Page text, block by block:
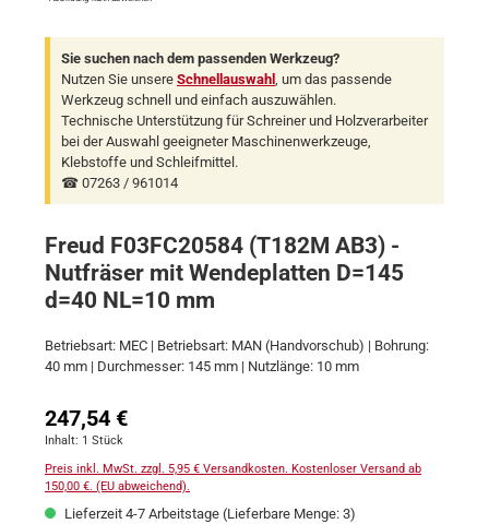
Sie suchen nach dem passenden Werkzeug?
Nutzen Sie unsere Schnellauswahl , um das passende
Werkzeug schnell und einfach auszuwählen.
Technische Unterstützung für Schreiner und Holzverarbeiter
bei der Auswahl geeigneter Maschinenwerkzeuge,
Klebstoffe und Schleifmittel.
☎ 07263 / 961014
Freud F03FC20584 (T182M AB3) -
Nutfräser mit Wendeplatten D=145
d=40 NL=10 mm
Betriebsart: MEC | Betriebsart: MAN (Handvorschub) | Bohrung:
40 mm | Durchmesser: 145 mm | Nutzlänge: 10 mm
Regulärer Preis:
247,54 €
Inhalt: 1 Stück
Preis inkl. MwSt. zzgl. 5,95 € Versandkosten. Kostenloser Versand ab
150,00 €. (EU abweichend).
Lieferzeit 4-7 Arbeitstage (Lieferbare Menge: 3)